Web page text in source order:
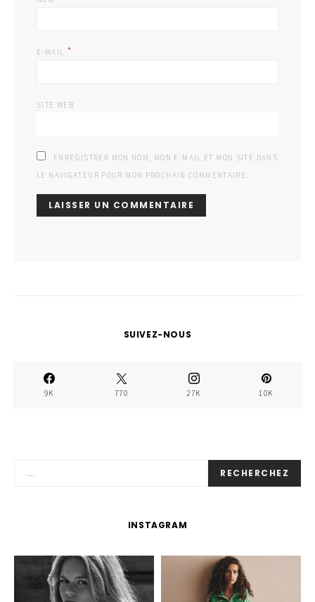
E-MAIL *
SITE WEB
ENREGISTRER MON NOM, MON E-MAIL ET MON SITE DANS
LE NAVIGATEUR POUR MON PROCHAIN COMMENTAIRE.
SUIVEZ-NOUS
9K 770 27K 10K
RECHERCHEZ
INSTAGRAM